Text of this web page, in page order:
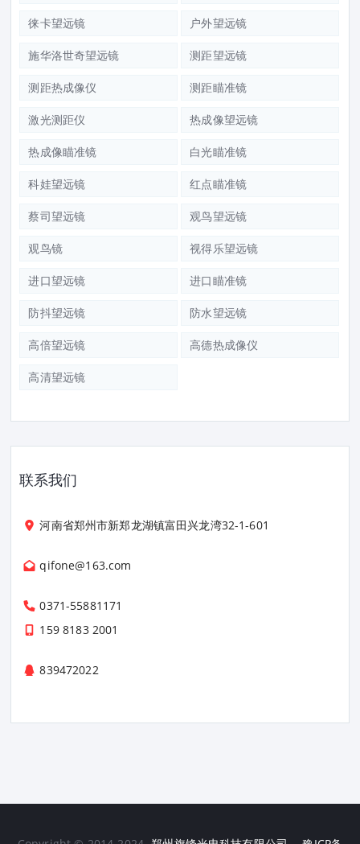
徕卡望远镜 户外望远镜
施华洛世奇望远镜 测距望远镜
测距热成像仪 测距瞄准镜
激光测距仪 热成像望远镜
热成像瞄准镜 白光瞄准镜
科娃望远镜 红点瞄准镜
蔡司望远镜 观鸟望远镜
观鸟镜 视得乐望远镜
进口望远镜 进口瞄准镜
防抖望远镜 防水望远镜
高倍望远镜 高德热成像仪
高清望远镜
联系我们
河南省郑州市新郑龙湖镇富田兴龙湾32-1-601
qifone@163.com
0371-55881171
159 8183 2001
839472022